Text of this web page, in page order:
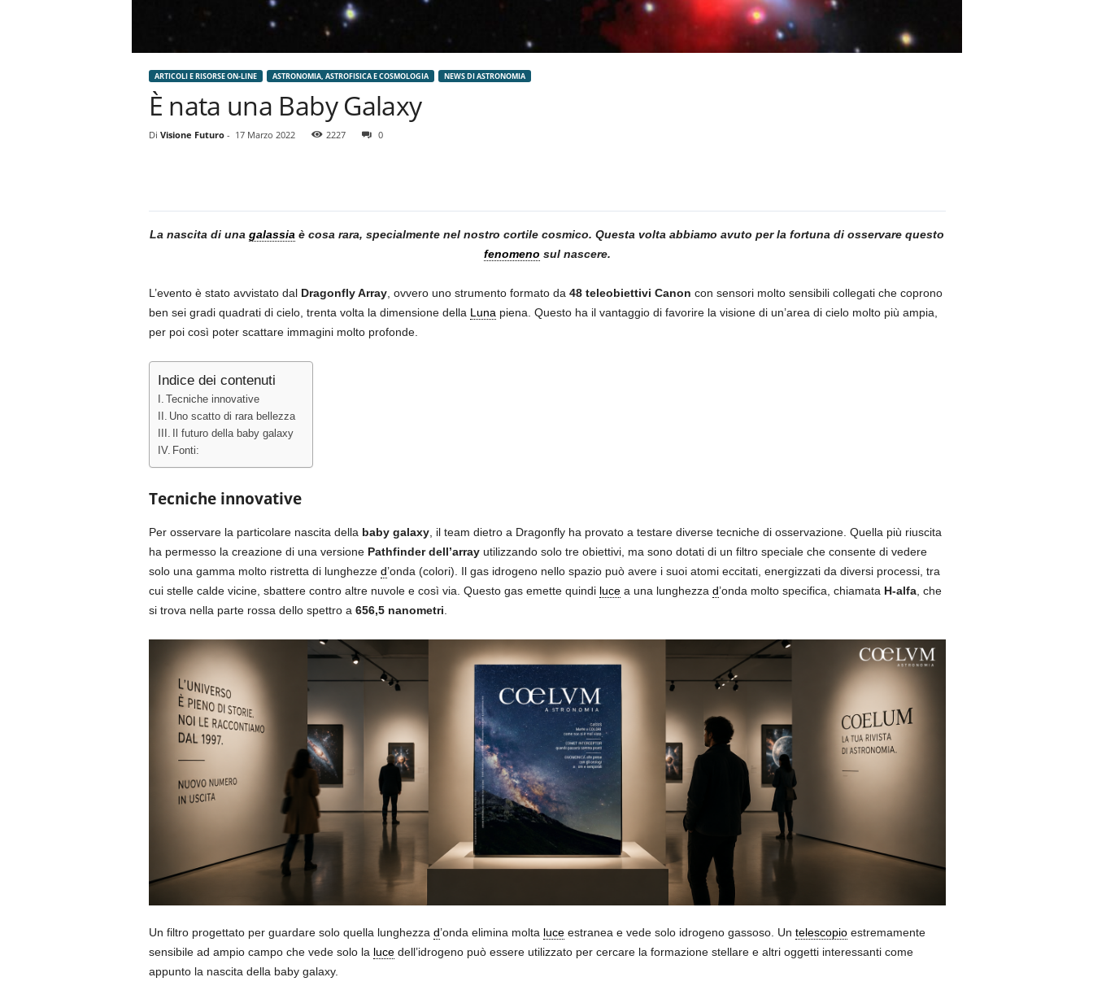
ARTICOLI E RISORSE ON-LINE ASTRONOMIA, ASTROFISICA E COSMOLOGIA NEWS DI ASTRONOMIA
È nata una Baby Galaxy
Di Visione Futuro- 17 Marzo 2022 2227 0
La nascita di una galassia è cosa rara, specialmente nel nostro cortile cosmico. Questa volta abbiamo avuto per la fortuna di osservare questo
fenomeno sul nascere.
L’evento è stato avvistato dal Dragonfly Array, ovvero uno strumento formato da 48 teleobiettivi Canon con sensori molto sensibili collegati che coprono
ben sei gradi quadrati di cielo, trenta volta la dimensione della Luna piena. Questo ha il vantaggio di favorire la visione di un’area di cielo molto più ampia,
per poi così poter scattare immagini molto profonde.
Indice dei contenuti
Tecniche innovative
Uno scatto di rara bellezza
Il futuro della baby galaxy
Fonti:
Tecniche innovative
Per osservare la particolare nascita della baby galaxy, il team dietro a Dragonfly ha provato a testare diverse tecniche di osservazione. Quella più riuscita
ha permesso la creazione di una versione Pathfinder dell’arrayutilizzando solo tre obiettivi, ma sono dotati di un filtro speciale che consente di vedere
solo una gamma molto ristretta di lunghezze d’onda (colori). Il gas idrogeno nello spazio può avere i suoi atomi eccitati, energizzati da diversi processi, tra
cui stelle calde vicine, sbattere contro altre nuvole e così via. Questo gas emette quindi lucea una lunghezza d’onda molto specifica, chiamata H-alfa, che
si trova nella parte rossa dello spettro a 656,5 nanometri
Un filtro progettato per guardare solo quella lunghezza d’onda elimina molta luceestranea e vede solo idrogeno gassoso. Un telescopioestremamente
sensibile ad ampio campo che vede solo la lucedell’idrogeno può essere utilizzato per cercare la formazione stellare e altri oggetti interessanti come
appunto la nascita della baby galaxy.